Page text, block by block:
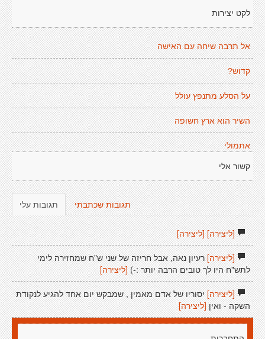
לקט יצירות
אל תרבה שיחה עם האישה
קדוש?
על הסלע מתנפץ עולל
השיר הוא ארץ חשופה
אתמולי
קשור אלי
תגובות עלי תגובות שכתבתי
[ליצירה] [ליצירה]
[ליצירה]רעיון נאה, אבל חריזה של שני ש"ח שמחזירה לימי
לתש"ח היו לך טובים הרבה יותר :-)[ליצירה]
[ליצירה]יסוריו של אדם מאמין , שמבקש יום אחד להגיע לנקודת
השקה - ואין [ליצירה]